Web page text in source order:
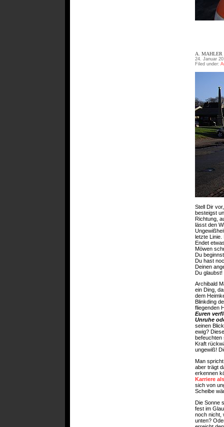
A. MAHLER
24. Januar
Filed under:
Stell Dir
besteigst
Richtung,
lässt den
letzte Linie.
Endet
Möwen
Du
Du hast
Deinen
Du glaubst!
Archibald
ein Ding,
dem
Blinkding
fliegenden
Euren
Unruhe
seinen
ewig?
befeuchten
Kraft
ungewiß!
Man
aber trägt
erkennen
Karriere
sich von
Scheibe
Die Sonne
fest im
noch nicht,
unten?